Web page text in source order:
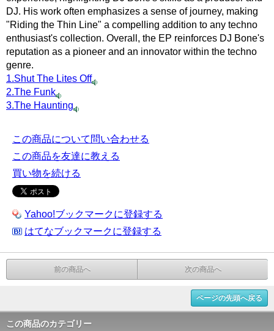
DJ. His work often emphasizes a sense of journey, making
"Riding the Thin Line" a compelling addition to any techno
enthusiast's collection. Overall, the EP reinforces DJ Bone's
reputation as a pioneer and an innovator within the techno
genre.
1.Shut The Lites Off
2.The Funk
3.The Haunting
この商品について問い合わせる
この商品を友達に教える
買い物を続ける
Yahoo!ブックマークに登録する
はてなブックマークに登録する
前の商品へ 次の商品へ
ページの先頭へ戻る
この商品のカテゴリー